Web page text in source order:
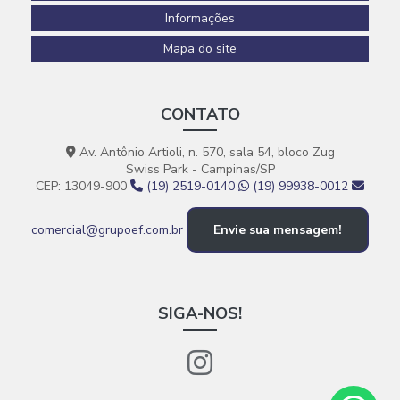
Reforma corporativa empresas
Revestimento epóxi para piso de concreto
Revestimentos poliméricos
Serviço de pintura epóxi
Informações
Mapa do site
CONTATO
Av. Antônio Artioli, n. 570, sala 54, bloco Zug
Swiss Park - Campinas/SP
CEP: 13049-900
(19) 2519-0140 (19) 99938-0012
comercial@grupoef.com.br Envie sua mensagem!
SIGA-NOS!